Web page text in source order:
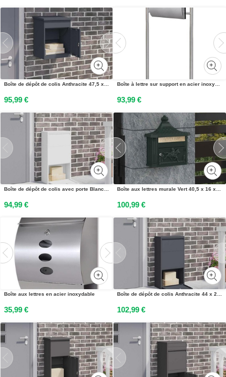
Boîte de dépôt de colis Anthracite 47,5 x 38 x 59 cm Acier
95,99 €
Boîte à lettre sur support en acier inoxydable
93,99 €
Boîte de dépôt de colis avec porte Blanc 44 x 22 x 82 cm Acier
94,99 €
Boîte aux lettres murale Vert 40,5 x 16 x 45 cm Aluminium coulé
100,99 €
Boîte aux lettres en acier inoxydable
35,99 €
Boîte de dépôt de colis Anthracite 44 x 22 x 82 cm Acier
102,99 €